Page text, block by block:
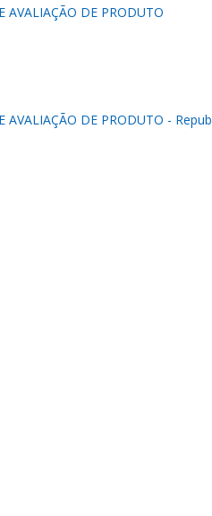
AVALIAÇÃO DE PRODUTO
AVALIAÇÃO DE PRODUTO -